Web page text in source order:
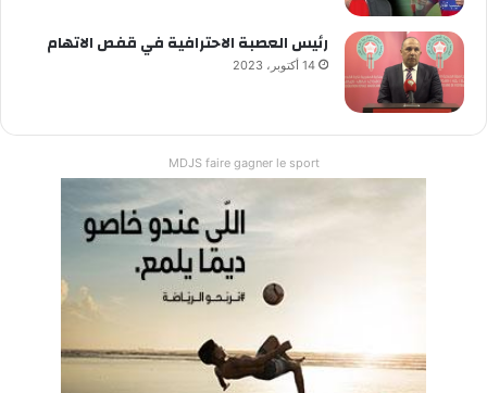
رئيس العصبة الاحترافية في قفص الاتهام
14 أكتوبر، 2023
MDJS faire gagner le sport